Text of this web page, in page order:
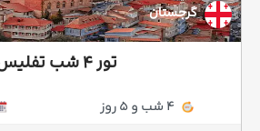
گرجستان
تور ۴ شب تفلیس